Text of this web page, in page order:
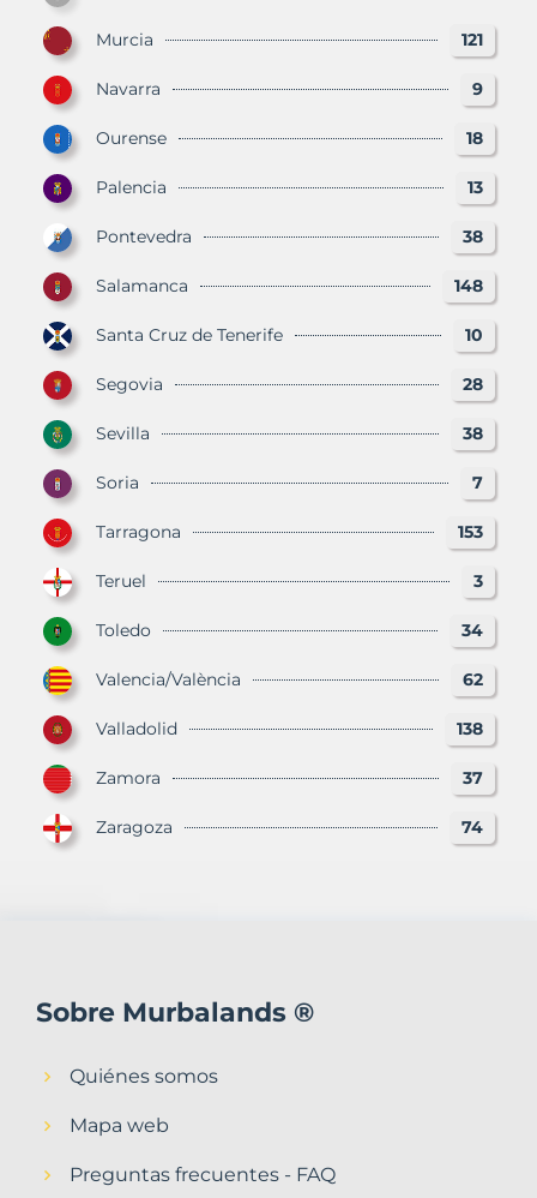
Murcia 121
Navarra 9
Ourense 18
Palencia 13
Pontevedra 38
Salamanca 148
Santa Cruz de Tenerife 10
Segovia 28
Sevilla 38
Soria 7
Tarragona 153
Teruel 3
Toledo 34
Valencia/València 62
Valladolid 138
Zamora 37
Zaragoza 74
Sobre Murbalands ®
Quiénes somos
Mapa web
Preguntas frecuentes - FAQ